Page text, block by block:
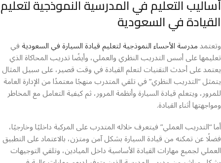
أساليب التعليم في المدرسية النموذجية لتعليم
القيادة في السعودية
وتعتمدمدرسة الأحساء النموذجية لتعليم قيادة السيارة في السعوديةفي
تعليمها على أسس التدريب النظري والعملي، وأيضًا تدريب المحاكاة الذي
يعتمد على أحدث التقنيات لتعلم القيادة في وقت قصير، على سبيل المثال
يتمثل “التدريب النظري” في تلقي المتدرب منهجًا معتمدًا من الإدارة العامة
للمرور، ويتعلم قيادة السيارة وأنظمة المرور، ثم كيفية التعامل مع المخاطر
ومواجهتها أثناء القيادة.
أما “التدريب العملي” فيتعرف خلاله المتدرب على المركبة داخليًا وخارجيًا،
فضلًا عن تمكنه من قيادة السيارة بشكل آمن ومتزن، بالاعتماد على التطبيق
العملي لجميع مهارات القيادة الأساسية داخل الميادين، وتلقي التوجيهات